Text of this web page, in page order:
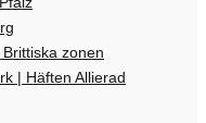
zonen
| Häften Allierad